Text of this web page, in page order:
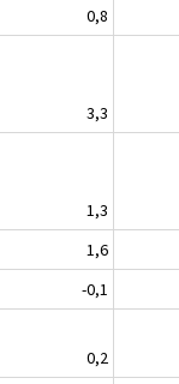
0,8
3,3
1,3
1,6
-0,1
0,2